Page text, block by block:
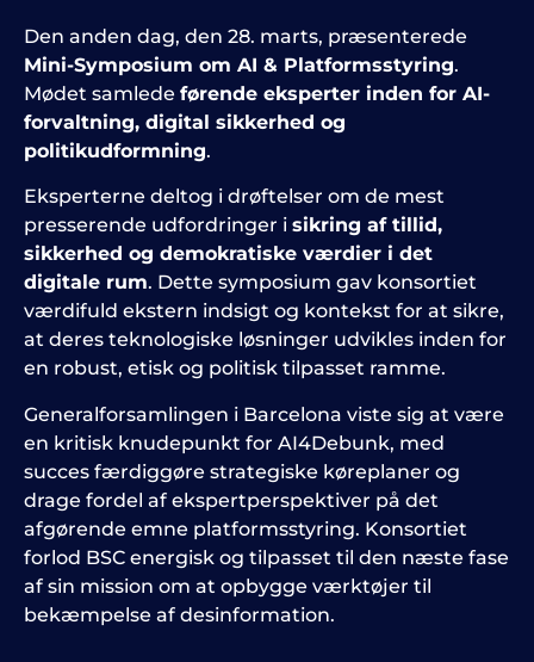
Den anden dag, den 28. marts, præsenterede
Mini-Symposium om AI & Platformsstyring.
Mødet samlede førende eksperter inden for AI-
forvaltning, digital sikkerhed og
politikudformning.
Eksperterne deltog i drøftelser om de mest
presserende udfordringer i sikring af tillid,
sikkerhed og demokratiske værdier i det
digitale rum. Dette symposium gav konsortiet
værdifuld ekstern indsigt og kontekst for at sikre,
at deres teknologiske løsninger udvikles inden for
en robust, etisk og politisk tilpasset ramme.
Generalforsamlingen i Barcelona viste sig at være
en kritisk knudepunkt for AI4Debunk, med
succes færdiggøre strategiske køreplaner og
drage fordel af ekspertperspektiver på det
afgørende emne platformsstyring. Konsortiet
forlod BSC energisk og tilpasset til den næste fase
af sin mission om at opbygge værktøjer til
bekæmpelse af desinformation.